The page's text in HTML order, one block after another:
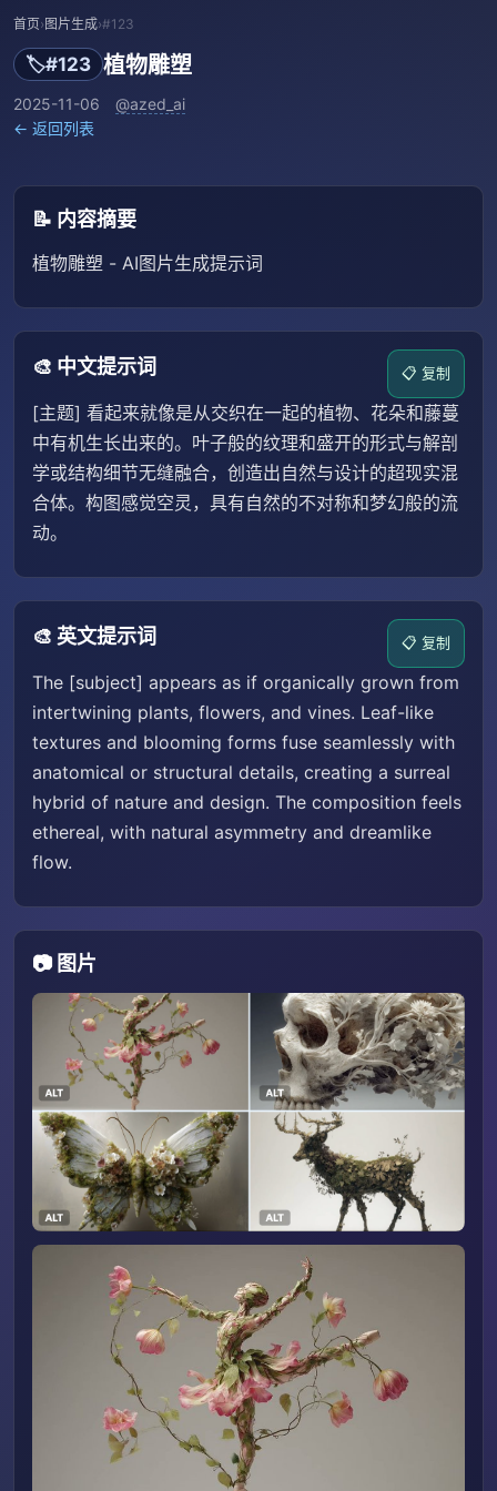
首页› 图片生成›#123
🏷️#123 植物雕塑
2025-11-06 @azed_ai
← 返回列表
📝 内容摘要
植物雕塑 - AI图片生成提示词
🎨 中文提示词 📋 复制
[主题] 看起来就像是从交织在一起的植物、花朵和藤蔓
中有机生长出来的。叶子般的纹理和盛开的形式与解剖
学或结构细节无缝融合，创造出自然与设计的超现实混
合体。构图感觉空灵，具有自然的不对称和梦幻般的流
动。
🎨 英文提示词 📋 复制
The [subject] appears as if organically grown from
intertwining plants, flowers, and vines. Leaf-like
textures and blooming forms fuse seamlessly with
anatomical or structural details, creating a surreal
hybrid of nature and design. The composition feels
ethereal, with natural asymmetry and dreamlike
flow.
📷 图片